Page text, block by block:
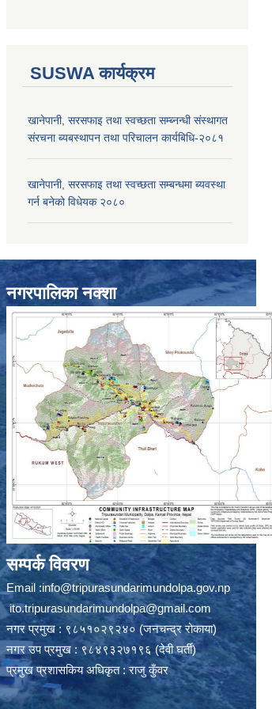
SUSWA कार्यक्रम
खानेपानी, सरसफाइ तथा स्वच्छता सम्ब्नन्धी संस्थागत
संरचना ब्यबस्थापन तथा परिचालन कार्यबिधि-२०८१
खानेपानी, सरसफाइ तथा स्वच्छता सम्बन्धमा ब्यवस्था
गर्न बनेको विधेयक २०८०
नगरपालिका नक्शा
सम्पर्क विवरण
Email :info@tripurasundarimundolpa.gov.np
ito.tripurasundarimundolpa@gmail.com
नगर प्रमुख : ९८५१०२९२४० (जनचन्द्र रोकाया)
नगर उप प्रमुख : ९८४९३२७१९६ (देवी घर्ती)
प्रमुख प्रशासकिय अधिकृत : राजु कुँवर